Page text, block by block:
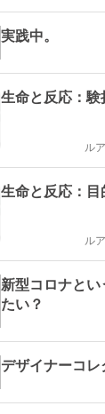
実践中。
生命と反応：
ル
生命と反応：
ル
新型コロナと
たい？
デザイナーコ